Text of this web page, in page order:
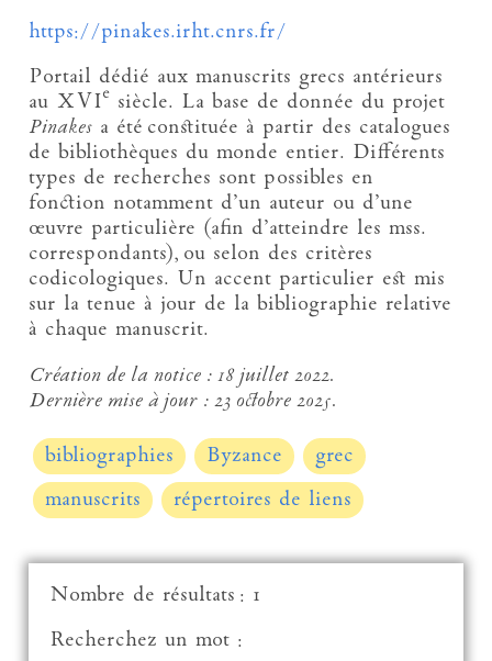
https://pinakes.irht.cnrs.fr/
Portail dédié aux manuscrits grecs antérieurs
au XVIe siècle. La base de donnée du projet
Pinakes a été constituée à partir des catalogues
de bibliothèques du monde entier. Différents
types de recherches sont possibles en
fonction notamment d’un auteur ou d’une
œuvre particulière (afin d’atteindre les mss.
correspondants), ou selon des critères
codicologiques. Un accent particulier est mis
sur la tenue à jour de la bibliographie relative
à chaque manuscrit.
Création de la notice :18 juillet 2022.
Dernière mise à jour :23 octobre 2025.
bibliographies Byzance
grec
manuscrits
répertoires de liens
Nombre de résultats : 1
Recherchez un mot :